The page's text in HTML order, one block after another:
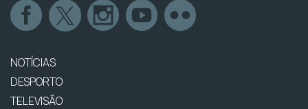
NOTÍCIAS
DESPORTO
TELEVISÃO